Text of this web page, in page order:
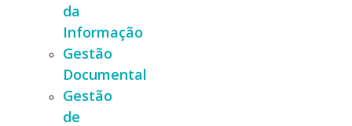
da
Informação
Gestão
Documental
Gestão
de